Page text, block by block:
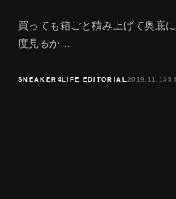
買っても箱ごと積み上げて奥底
度見るか…
SNEAKER4LIFE EDITORIAL2019.11.13 5